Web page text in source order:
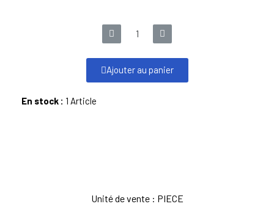
Ajouter au panier
En stock : 1 Article
Unité de vente : PIECE